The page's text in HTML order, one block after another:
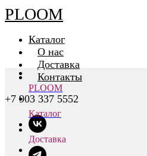
PLOOM
Каталог
О нас
Доставка
Контакты
+7 903 337 5552
PLOOM
Каталог
Доставка